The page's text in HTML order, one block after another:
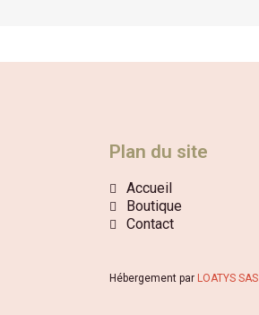
Plan du site
Accueil
Boutique
Contact
Hébergement par LOATYS SAS